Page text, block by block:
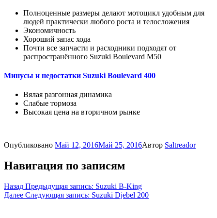
Полноценные размеры делают мотоцикл удобным для
людей практически любого роста и телосложения
Экономичность
Хороший запас хода
Почти все запчасти и расходники подходят от
распространённого Suzuki Boulevard M50
Минусы и недостатки Suzuki Boulevard 400
Вялая разгонная динамика
Слабые тормоза
Высокая цена на вторичном рынке
Опубликовано Май 12, 2016Май 25, 2016Автор Saltreador
Навигация по записям
Назад Предыдущая запись: Suzuki B-King
Далее Следующая запись: Suzuki Djebel 200